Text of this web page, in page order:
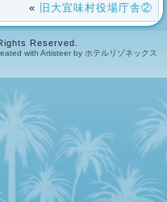
«
旧大宜味村役場庁舎②
Reserved.
with Artisteer by ホテルリゾネックス